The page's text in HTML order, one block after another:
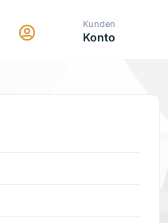
Kunden
Konto